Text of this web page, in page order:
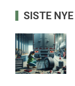
SISTE NYE